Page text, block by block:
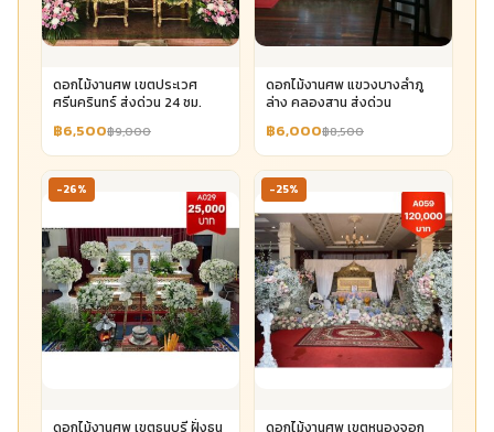
ดอกไม้งานศพ เขตประเวศ
ศรีนครินทร์ ส่งด่วน 24 ชม.
฿6,500฿9,000
ดอกไม้งานศพ แขวงบางลำภู
ล่าง คลองสาน ส่งด่วน
฿6,000฿8,500
-26%
ดอกไม้งานศพ เขตธนบุรี ฝั่งธน
-25%
ดอกไม้งานศพ เขตหนองจอก